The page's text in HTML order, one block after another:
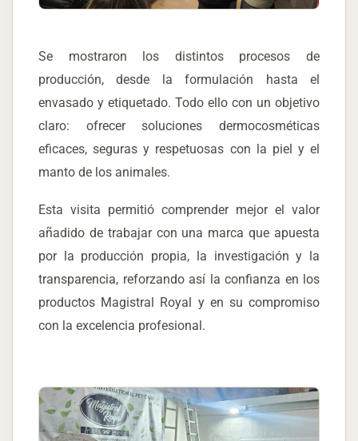
Se mostraron los distintos procesos de
producción, desde la formulación hasta el
envasado y etiquetado. Todo ello con un objetivo
claro: ofrecer soluciones dermocosméticas
eficaces, seguras y respetuosas con la piel y el
manto de los animales.
Esta visita permitió comprender mejor el valor
añadido de trabajar con una marca que apuesta
por la producción propia, la investigación y la
transparencia, reforzando así la confianza en los
productos Magistral Royal y en su compromiso
con la excelencia profesional.